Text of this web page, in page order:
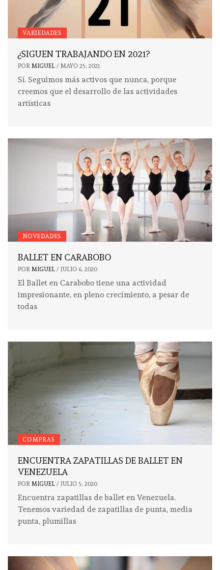
VARIEDADES
¿SIGUEN TRABAJANDO EN 2021?
POR MIGUEL / MAYO 25, 2021
Sí. Seguimos más activos que nunca, porque
creemos que el desarrollo de las actividades
artísticas
NOVEDADES
BALLET EN CARABOBO
POR MIGUEL / JULIO 6, 2020
El Ballet en Carabobo tiene una actividad
impresionante, en pleno crecimiento, a pesar de
todas
COMPRAS
ENCUENTRA ZAPATILLAS DE BALLET EN
VENEZUELA
POR MIGUEL / JULIO 5, 2020
Encuentra zapatillas de ballet en Venezuela.
Tenemos variedad de zapatillas de punta, media
punta, plumillas